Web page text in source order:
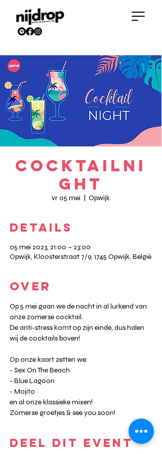
Cocktailni
ght
vr 05 mei Opwijk
DETAILS
05 mei 2023, 21:00 – 23:00
Opwijk, Kloosterstraat 7/9, 1745 Opwijk, België
OVER
Op 5 mei gaan we de nacht in al lurkend van
onze zomerse cocktail.
De anti-stress komt op zijn einde, dus halen
wij de cocktails boven!
Op onze kaart zetten we:
- Sex On The Beach
- Blue Lagoon
- Mojito
en al onze klassieke mixen!
Zomerse groetjes & see you soon!
DEEL DIT EVENT